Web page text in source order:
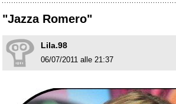
"Jazza Romero"
Lila.98
06/07/2011 alle 21:37